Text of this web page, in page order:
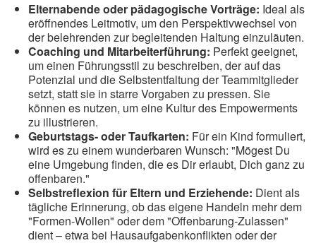
Elternabende oder pädagogische Vorträge: Ideal als
eröffnendes Leitmotiv, um den Perspektivwechsel von
der belehrenden zur begleitenden Haltung einzuläuten.
Coaching und Mitarbeiterführung: Perfekt geeignet,
um einen Führungsstil zu beschreiben, der auf das
Potenzial und die Selbstentfaltung der Teammitglieder
setzt, statt sie in starre Vorgaben zu pressen. Sie
können es nutzen, um eine Kultur des Empowerments
zu illustrieren.
Geburtstags- oder Taufkarten: Für ein Kind formuliert,
wird es zu einem wunderbaren Wunsch: "Mögest Du
eine Umgebung finden, die es Dir erlaubt, Dich ganz zu
offenbaren."
Selbstreflexion für Eltern und Erziehende: Dient als
tägliche Erinnerung, ob das eigene Handeln mehr dem
"Formen-Wollen" oder dem "Offenbarung-Zulassen"
dient – etwa bei Hausaufgabenkonflikten oder der